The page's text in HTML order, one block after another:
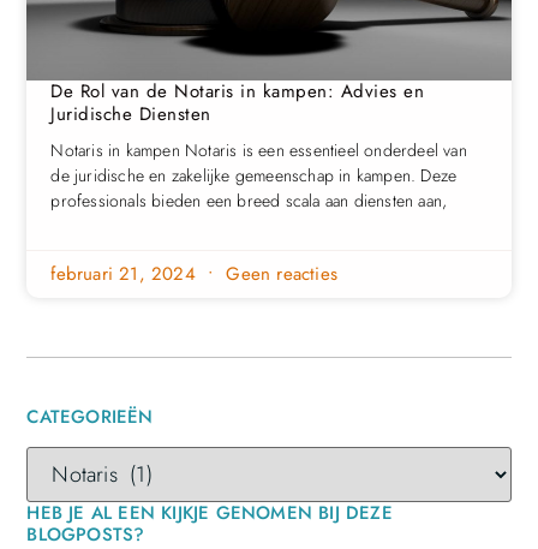
De Rol van de Notaris in kampen: Advies en
Juridische Diensten
Notaris in kampen Notaris is een essentieel onderdeel van
de juridische en zakelijke gemeenschap in kampen. Deze
professionals bieden een breed scala aan diensten aan,
februari 21, 2024 Geen reacties
CATEGORIEËN
HEB JE AL EEN KIJKJE GENOMEN BIJ DEZE
BLOGPOSTS?